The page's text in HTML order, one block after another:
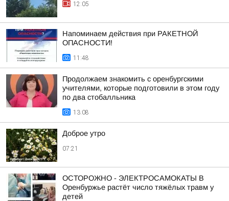
12:05
Напоминаем действия при РАКЕТНОЙ
ОПАСНОСТИ!
11:48
Продолжаем знакомить с оренбургскими
учителями, которые подготовили в этом году
по два стобалльника
13:08
Доброе утро
07:21
ОСТОРОЖНО - ЭЛЕКТРОСАМОКАТЫ В
Оренбуржье растёт число тяжёлых травм у
детей